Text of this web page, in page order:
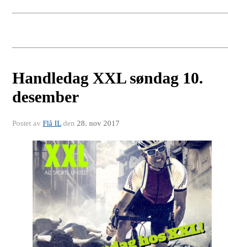
Handledag XXL søndag 10.
desember
Postet av Flå ILden 28. nov 2017